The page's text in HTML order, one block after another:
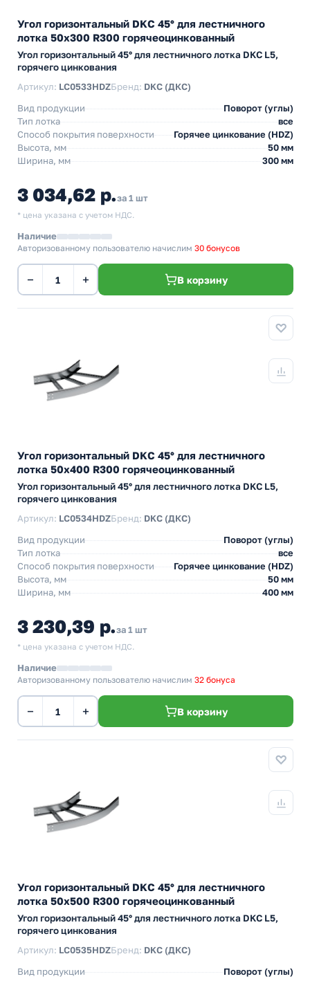
Угол горизонтальный DKC 45° для лестничного
лотка 50х300 R300 горячеоцинкованный
Угол горизонтальный 45° для лестничного лотка DKC L5,
горячего цинкования
Артикул: LC0533HDZБренд: DKC (ДКС)
Вид продукции
Поворот (углы)
Тип лотка
все
Способ покрытия поверхности
Горячее цинкование (HDZ)
Высота, мм
50 мм
Ширина, мм
300 мм
3 034,62 р.за 1 шт
* цена указана с учетом НДС.
Наличие
Авторизованному пользователю начислим 30 бонусов
− + В корзину
Угол горизонтальный DKC 45° для лестничного
лотка 50х400 R300 горячеоцинкованный
Угол горизонтальный 45° для лестничного лотка DKC L5,
горячего цинкования
Артикул: LC0534HDZБренд: DKC (ДКС)
Вид продукции
Поворот (углы)
Тип лотка
все
Способ покрытия поверхности
Горячее цинкование (HDZ)
Высота, мм
50 мм
Ширина, мм
400 мм
3 230,39 р.за 1 шт
* цена указана с учетом НДС.
Наличие
Авторизованному пользователю начислим 32 бонуса
− + В корзину
Угол горизонтальный DKC 45° для лестничного
лотка 50х500 R300 горячеоцинкованный
Угол горизонтальный 45° для лестничного лотка DKC L5,
горячего цинкования
Артикул: LC0535HDZБренд: DKC (ДКС)
Вид продукции
Поворот (углы)